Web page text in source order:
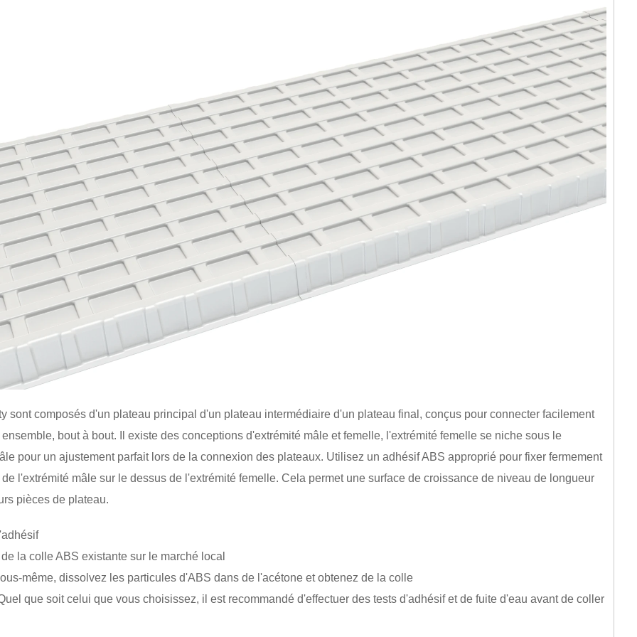
sont composés d'un plateau principal d'un plateau intermédiaire d'un plateau final, conçus pour connecter facilement
bout à bout. Il existe des conceptions d'extrémité mâle et femelle, l'extrémité femelle se niche sous le
pour un ajustement parfait lors de la connexion des plateaux. Utilisez un adhésif ABS approprié pour fixer fermement
de l'extrémité mâle sur le dessus de l'extrémité femelle. Cela permet une surface de croissance de niveau de longueur
pièces de plateau.
la colle ABS existante sur le marché local
même, dissolvez les particules d'ABS dans de l'acétone et obtenez de la colle
que soit celui que vous choisissez, il est recommandé d'effectuer des tests d'adhésif et de fuite d'eau avant de coller